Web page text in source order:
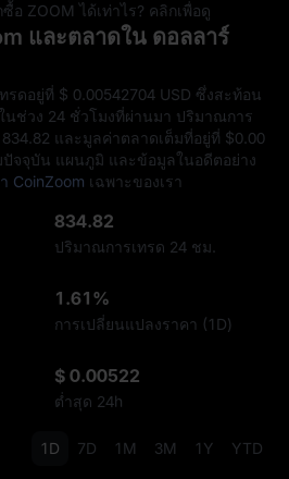
อ ZOOM ได้เท่าไร? คลิกเพื่อดู
และตลาดใน ดอลลาร์
รดอยู่ที่ $‎ 0.00542704 USD ซึ่งสะท้อน
ในช่วง 24 ชั่วโมงที่ผ่านมา ปริมาณการ
และมูลค่าตลาดเต็มที่อยู่ที่ $‎0.00
จจุบัน แผนภูมิ และข้อมูลในอดีตอย่าง
CoinZoom เฉพาะของเรา
834.82
ปริมาณการเทรด 24 ชม.
1.61%
การเปลี่ยนแปลงราคา (1D)
$ 0.00522
ต่ำสุด 24h
1D 7D 1M 3M 1Y YTD